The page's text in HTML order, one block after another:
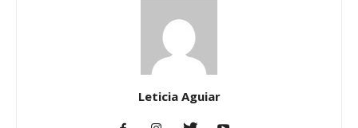
Leticia Aguiar